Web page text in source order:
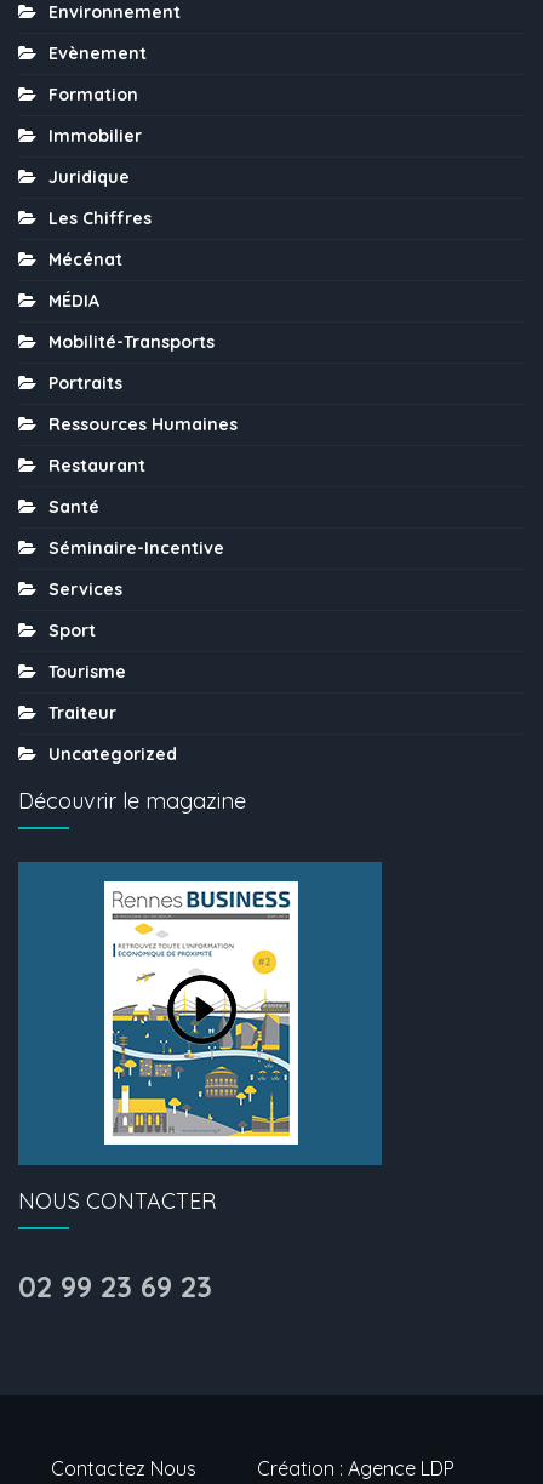
Environnement
Evènement
Formation
Immobilier
Juridique
Les Chiffres
Mécénat
MÉDIA
Mobilité-Transports
Portraits
Ressources Humaines
Restaurant
Santé
Séminaire-Incentive
Services
Sport
Tourisme
Traiteur
Uncategorized
Découvrir le magazine
NOUS CONTACTER
02 99 23 69 23
Contactez Nous Création : Agence LDP